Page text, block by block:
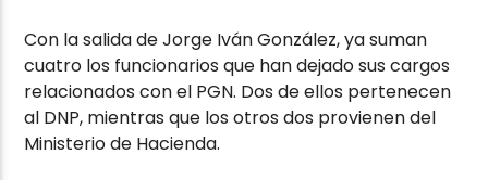
Con la salida de Jorge Iván González, ya suman
cuatro los funcionarios que han dejado sus cargos
relacionados con el PGN. Dos de ellos pertenecen
al DNP, mientras que los otros dos provienen del
Ministerio de Hacienda.